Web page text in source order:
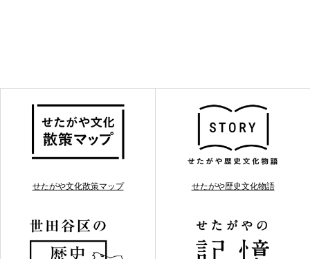
せたがや文化散策マップ せたがや歴史文化物語